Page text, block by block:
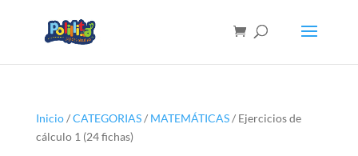
Inicio/CATEGORIAS/ MATEMÁTICAS/ Ejercicios de
cálculo 1 (24 fichas)